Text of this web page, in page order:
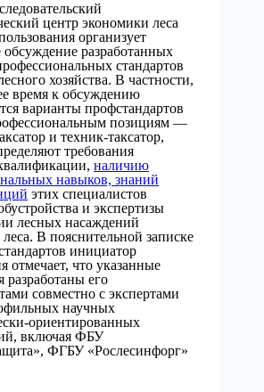
центр экономики леса
организует
разработанных
стандартов
хозяйства. В частности,
время к обсуждению
варианты профстандартов
позициям —
и техник-таксатор,
требования
наличию
навыков, знаний
этих специалистов
и экспертизы
лесных насаждений
В пояснительной записке
инициатор
отмечает, что указанные
разработаны его
совместно с экспертами
научных
ориентированных
включая ФБУ
ФГБУ «Рослесинфорг»